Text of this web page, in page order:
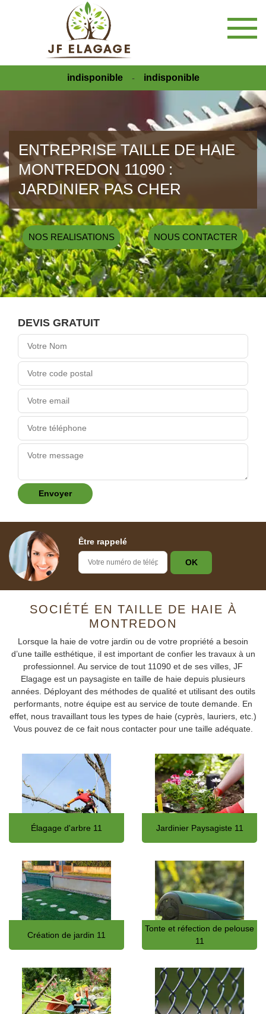
indisponible - indisponible
ENTREPRISE TAILLE DE HAIE
MONTREDON 11090 :
JARDINIER PAS CHER
NOS REALISATIONS NOUS CONTACTER
DEVIS GRATUIT
Être rappelé
SOCIÉTÉ EN TAILLE DE HAIE À
MONTREDON
Lorsque la haie de votre jardin ou de votre propriété a besoin
d’une taille esthétique, il est important de confier les travaux à un
professionnel. Au service de tout 11090 et de ses villes, JF
Elagage est un paysagiste en taille de haie depuis plusieurs
années. Déployant des méthodes de qualité et utilisant des outils
performants, notre équipe est au service de toute demande. En
effet, nous travaillant tous les types de haie (cyprès, lauriers, etc.)
Vous pouvez de ce fait nous contacter pour une taille adéquate.
Élagage d'arbre 11 Jardinier Paysagiste 11
Création de jardin 11
Tonte et réfection de pelouse
11